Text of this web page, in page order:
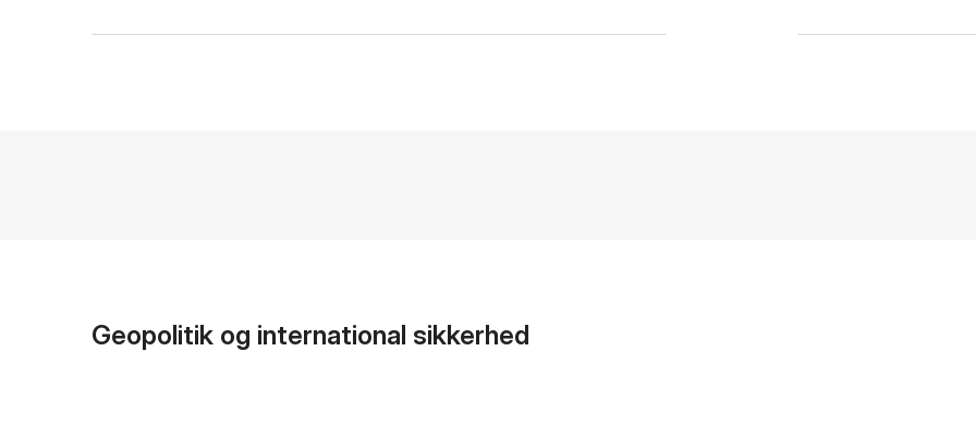
Geopolitik og international sikkerhed